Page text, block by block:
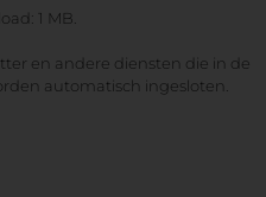
1 MB.
en andere diensten die in de
automatisch ingesloten.